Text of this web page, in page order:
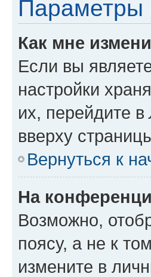
Параметры
Как мне
Если вы
настройки
их, перейдите в
вверху
Вернуться к
На
Возможно,
поясу, а не к
измените в